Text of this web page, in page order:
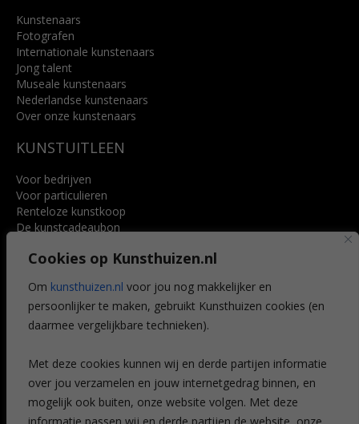
Cookies op Kunsthuizen.nl
Om kunsthuizen.nl voor jou nog makkelijker en
persoonlijker te maken, gebruikt Kunsthuizen cookies (en
daarmee vergelijkbare technieken).
Met deze cookies kunnen wij en derde partijen informatie
over jou verzamelen en jouw internetgedrag binnen, en
mogelijk ook buiten, onze website volgen. Met deze
Kunstenaars
Fotografen
Internationale kunstenaars
Jong talent
Museale kunstenaars
Nederlandse kunstenaars
Over onze kunstenaars
KUNSTUITLEEN
Voor bedrijven
Voor particulieren
Renteloze kunstkoop
De kunstcadeaubon
Voordelen
Veelgestelde vragen
CONTACT
Leiden
Amsterdam
Breda
Favorieten